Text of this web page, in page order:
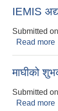
IEMIS
Submitted
Read more
माघीको
Submitted
Read more